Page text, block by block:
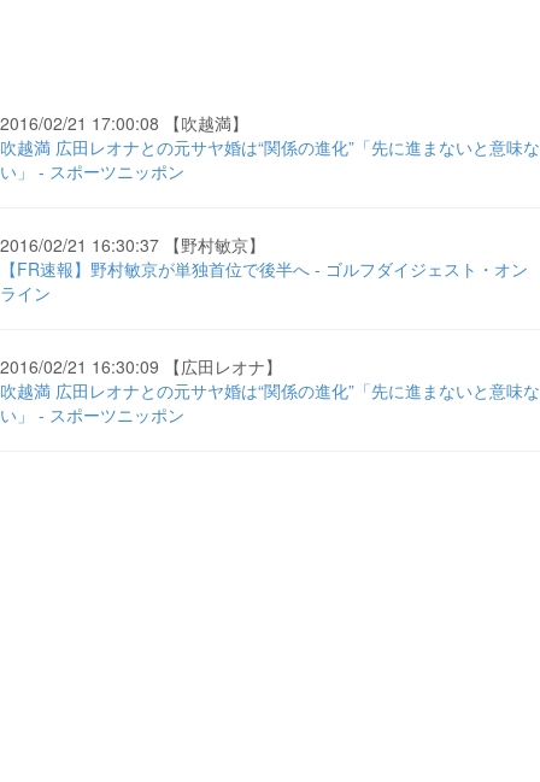
2016/02/21 17:00:08 【吹越満】
吹越満 広田レオナとの元サヤ婚は“関係の進化”「先に進まないと意味な
い」 - スポーツニッポン
2016/02/21 16:30:37 【野村敏京】
【FR速報】野村敏京が単独首位で後半へ - ゴルフダイジェスト・オン
ライン
2016/02/21 16:30:09 【広田レオナ】
吹越満 広田レオナとの元サヤ婚は“関係の進化”「先に進まないと意味な
い」 - スポーツニッポン